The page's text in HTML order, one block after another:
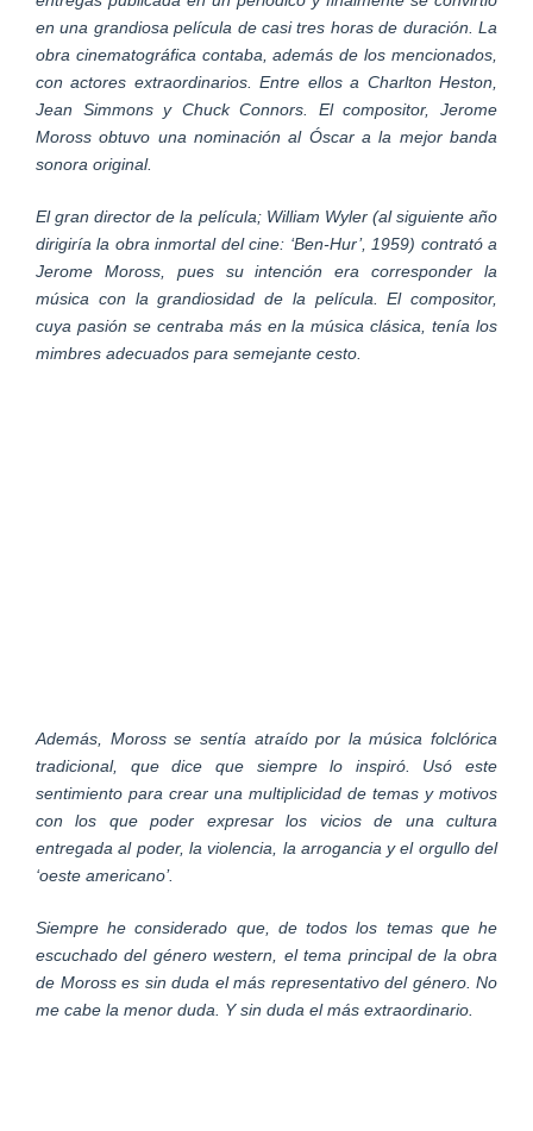
en una grandiosa película de casi tres horas de duración. La
obra cinematográfica contaba, además de los mencionados,
con actores extraordinarios. Entre ellos a Charlton Heston,
Jean Simmons y Chuck Connors. El compositor, Jerome
Moross obtuvo una nominación al Óscar a la mejor banda
sonora original.
El gran director de la película; William Wyler (al siguiente año
dirigiría la obra inmortal del cine: ‘Ben-Hur’, 1959) contrató a
Jerome Moross, pues su intención era corresponder la
música con la grandiosidad de la película. El compositor,
cuya pasión se centraba más en la música clásica, tenía los
mimbres adecuados para semejante cesto.
Además, Moross se sentía atraído por la música folclórica
tradicional, que dice que siempre lo inspiró. Usó este
sentimiento para crear una multiplicidad de temas y motivos
con los que poder expresar los vicios de una cultura
entregada al poder, la violencia, la arrogancia y el orgullo del
‘oeste americano’.
Siempre he considerado que, de todos los temas que he
escuchado del género western, el tema principal de la obra
de Moross es sin duda el más representativo del género. No
me cabe la menor duda. Y sin duda el más extraordinario.